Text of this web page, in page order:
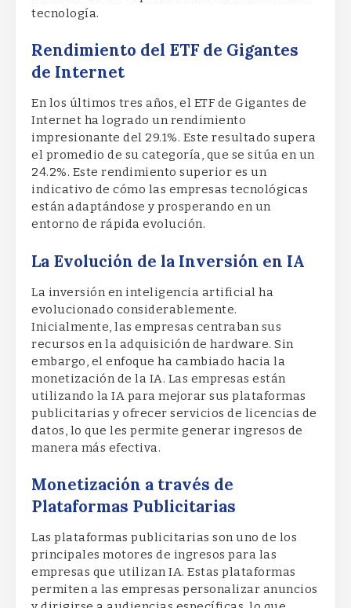
tecnología.
Rendimiento del ETF de Gigantes
de Internet
En los últimos tres años, el ETF de Gigantes de
Internet ha logrado un rendimiento
impresionante del 29.1%. Este resultado supera
el promedio de su categoría, que se sitúa en un
24.2%. Este rendimiento superior es un
indicativo de cómo las empresas tecnológicas
están adaptándose y prosperando en un
entorno de rápida evolución.
La Evolución de la Inversión en IA
La inversión en inteligencia artificial ha
evolucionado considerablemente.
Inicialmente, las empresas centraban sus
recursos en la adquisición de hardware. Sin
embargo, el enfoque ha cambiado hacia la
monetización de la IA. Las empresas están
utilizando la IA para mejorar sus plataformas
publicitarias y ofrecer servicios de licencias de
datos, lo que les permite generar ingresos de
manera más efectiva.
Monetización a través de
Plataformas Publicitarias
Las plataformas publicitarias son uno de los
principales motores de ingresos para las
empresas que utilizan IA. Estas plataformas
permiten a las empresas personalizar anuncios